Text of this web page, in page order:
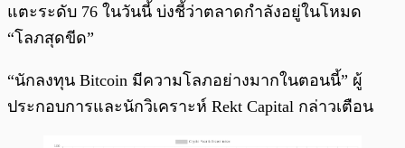
แตะระดับ 76 ในวันนี้ บ่งชี้ว่าตลาดกำลังอยู่ในโหมด
“โลภสุดขีด”
“นักลงทุน Bitcoin มีความโลภอย่างมากในตอนนี้” ผู้
ประกอบการและนักวิเคราะห์ Rekt Capital กล่าวเตือน